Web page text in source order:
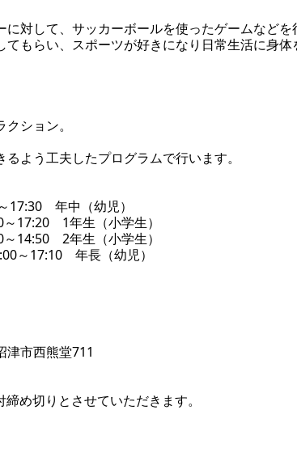
対して、サッカーボールを使ったゲームなど
もらい、スポーツが好きになり日常生活に身
ション。
よう工夫したプログラムで行います。
年中（幼児）
17:20 1年生（小学生）
14:50 2年生（小学生）
～17:10 年長（幼児）
市西熊堂711
切りとさせていただきます。